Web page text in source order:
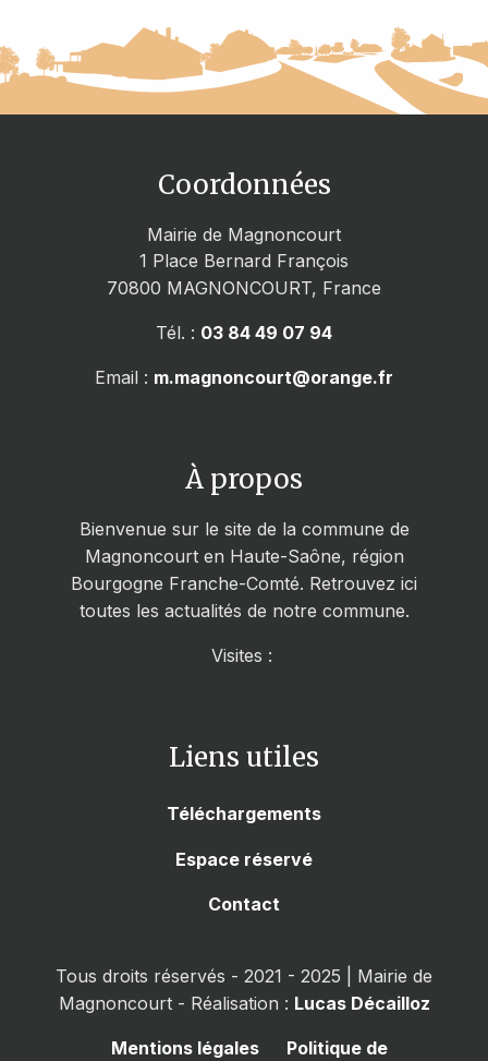
Coordonnées
Mairie de Magnoncourt
1 Place Bernard François
70800 MAGNONCOURT, France
Tél. : 03 84 49 07 94
Email : m.magnoncourt@orange.fr
À propos
Bienvenue sur le site de la commune de
Magnoncourt en Haute-Saône, région
Bourgogne Franche-Comté. Retrouvez ici
toutes les actualités de notre commune.
Visites :
Liens utiles
Téléchargements
Espace réservé
Contact
Tous droits réservés - 2021 - 2025 | Mairie de
Magnoncourt - Réalisation : Lucas Décailloz
Mentions légales Politique de